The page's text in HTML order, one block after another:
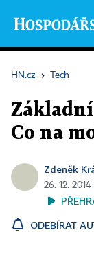
HN.cz › Tech
Co na
Zdeněk
26. 12.
ODEBÍRAT